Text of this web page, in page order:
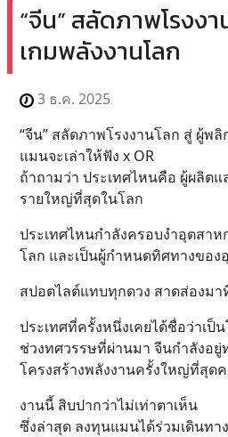
“จีน” สลัดภาพโรงง
เกมพลังงานโลก
3 ธ.ค. 2025
“จีน” สลัดภาพโรงงานโลก สู่ ผู้พ
แมนจะเล่าให้ฟัง x OR
ถ้าถามว่า ประเทศไหนคือ ผู้ผลิตแ
รายใหญ่ที่สุดในโลก
ประเทศไหนกำลังครอบงำอุตสา
โลก และเป็นผู้กำหนดทิศทางขอ
สปอตไลต์แทบทุกดวง สาดส่องมา
ประเทศที่ครั้งหนึ่งเคยได้ชื่อว่าเป็
ช่วงทศวรรษที่ผ่านมา จีนกำลังอยู่
โครงสร้างพลังงานครั้งใหญ่ที่สุด
งานนี้ สิบปากว่าไม่เท่าตาเห็น
ซึ่งล่าสุด ลงทุนแมนได้ร่วมเดินทา